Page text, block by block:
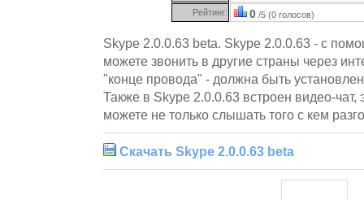
Рейтинг: 0 /5 (0 голосов)
Skype 2.0.0.63 beta. Skype 2.0.0.63 - с
можете звонить в другие страны через
"конце провода" - должна быть
Также в Skype 2.0.0.63 встроен видео-чат,
можете не только слышать того с кем
Скачать Skype 2.0.0.63 beta